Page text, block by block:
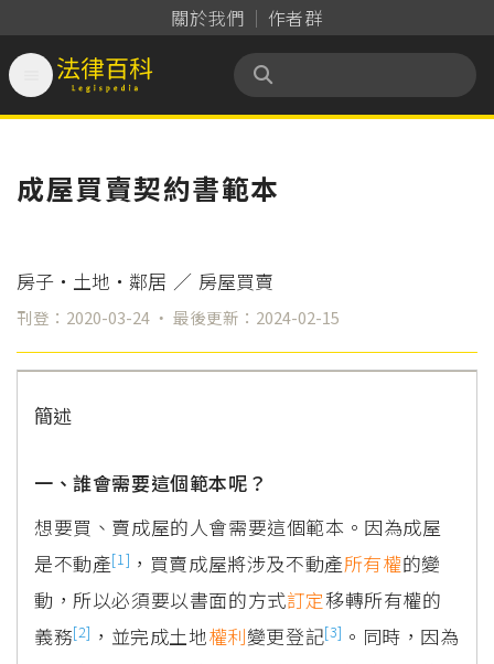
關於我們 作者群
法律百科 Legispedia
成屋買賣契約書範本
房子‧土地‧鄰居 ／ 房屋買賣
刊登：2020-03-24 ‧ 最後更新：2024-02-15
簡述
一、誰會需要這個範本呢？
想要買、賣成屋的人會需要這個範本。因為成屋
是不動產[1] ，買賣成屋將涉及不動產所有權的變
動，所以必須要以書面的方式訂定移轉所有權的
義務[2] ，並完成土地權利變更登記[3] 。同時，因為